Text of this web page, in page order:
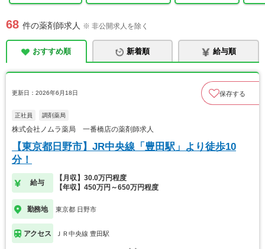
68 件の薬剤師求人 ※ 非公開求人を除く
おすすめ順 新着順 給与順
更新日：2026年6月18日 保存する
正社員 調剤薬局
株式会社ノムラ薬局 一番橋店の薬剤師求人
【東京都日野市】JR中央線「豊田駅」より徒歩10
分！
給与
【月収】30.0万円程度
【年収】450万円～650万円程度
勤務地 東京都 日野市
アクセス ＪＲ中央線 豊田駅